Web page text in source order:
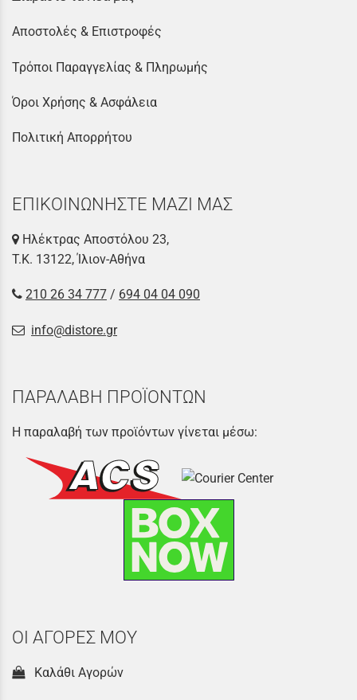
Αποστολές & Επιστροφές
Τρόποι Παραγγελίας & Πληρωμής
Όροι Χρήσης & Ασφάλεια
Πολιτική Απορρήτου
ΕΠΙΚΟΙΝΩΝΗΣΤΕ ΜΑΖΙ ΜΑΣ
Ηλέκτρας Αποστόλου 23,
Τ.Κ. 13122, Ίλιον-Αθήνα
210 26 34 777 / 694 04 04 090
info@distore.gr
ΠΑΡΑΛΑΒΗ ΠΡΟΪΟΝΤΩΝ
Η παραλαβή των προϊόντων γίνεται μέσω:
ΟΙ ΑΓΟΡΕΣ ΜΟΥ
Καλάθι Αγορών